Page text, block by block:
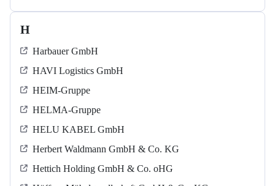
H
Harbauer GmbH
HAVI Logistics GmbH
HEIM-Gruppe
HELMA-Gruppe
HELU KABEL GmbH
Herbert Waldmann GmbH & Co. KG
Hettich Holding GmbH & Co. oHG